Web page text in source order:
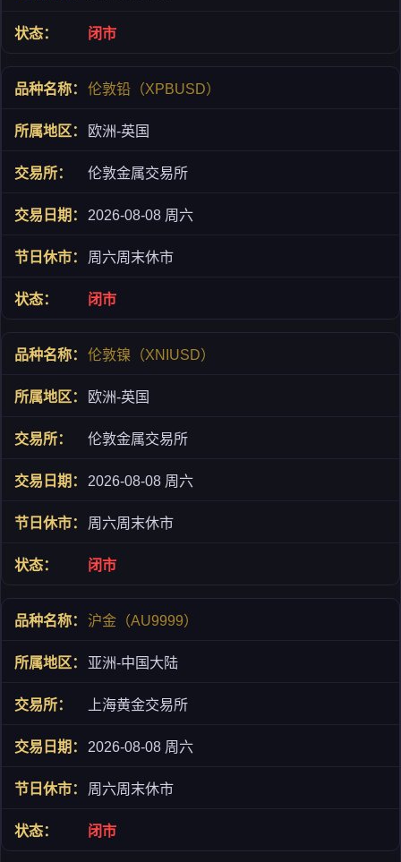
闭市
伦敦铅（XPBUSD）
欧洲-英国
伦敦金属交易所
2026-08-08 周六
周六周末休市
闭市
伦敦镍（XNIUSD）
欧洲-英国
伦敦金属交易所
2026-08-08 周六
周六周末休市
闭市
沪金（AU9999）
亚洲-中国大陆
上海黄金交易所
2026-08-08 周六
周六周末休市
闭市